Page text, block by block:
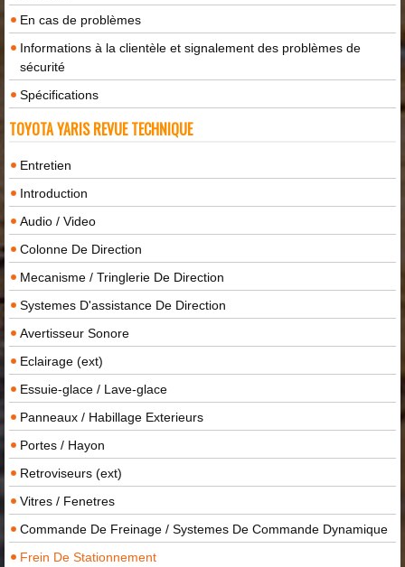
En cas de problèmes
Informations à la clientèle et signalement des problèmes de
sécurité
Spécifications
TOYOTA YARIS REVUE TECHNIQUE
Entretien
Introduction
Audio / Video
Colonne De Direction
Mecanisme / Tringlerie De Direction
Systemes D'assistance De Direction
Avertisseur Sonore
Eclairage (ext)
Essuie-glace / Lave-glace
Panneaux / Habillage Exterieurs
Portes / Hayon
Retroviseurs (ext)
Vitres / Fenetres
Commande De Freinage / Systemes De Commande Dynamique
Frein De Stationnement